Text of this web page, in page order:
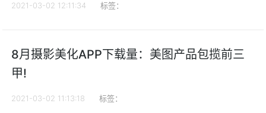
2021-03-02 12:11:34 标签：
8月摄影美化APP下载量：美图产品包揽前三
甲!
2021-03-02 11:13:18 标签：